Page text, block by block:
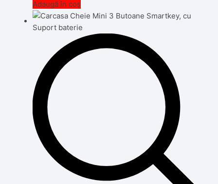
Adaugă în coș